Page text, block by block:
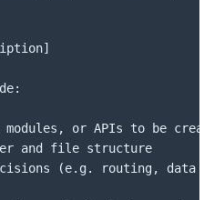
modules, or APIs to be
and file structure
(e.g. routing, data